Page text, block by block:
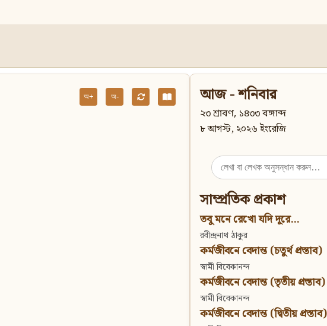
অ+ অ- আজ - শনিবার
২৩ শ্রাবণ, ১৪৩৩ বঙ্গাব্দ
৮ আগস্ট, ২০২৬ ইংরেজি
Search
for:
সাম্প্রতিক প্রকাশ
তবু মনে রেখো যদি দূরে...
রবীন্দ্রনাথ ঠাকুর
কর্মজীবনে বেদান্ত (চতুর্থ প্রস্তাব)
স্বামী বিবেকানন্দ
কর্মজীবনে বেদান্ত (তৃতীয় প্রস্তাব)
স্বামী বিবেকানন্দ
কর্মজীবনে বেদান্ত (দ্বিতীয় প্রস্তাব)